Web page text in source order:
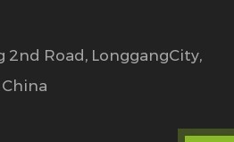
2nd Road, LonggangCity,